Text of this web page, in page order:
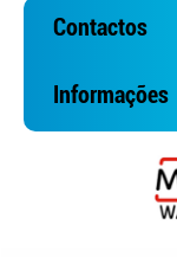
Contactos
Informações